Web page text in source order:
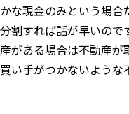
な現金のみという場合
割すれば話が早いの
がある場合は不動産が
い手がつかないような